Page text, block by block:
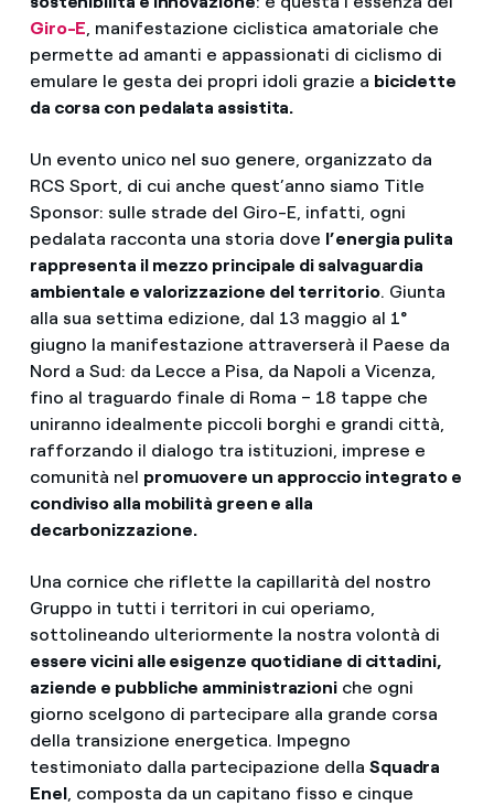
Giro-E, manifestazione ciclistica amatoriale che
permette ad amanti e appassionati di ciclismo di
emulare le gesta dei propri idoli grazie a biciclette
da corsa con pedalata assistita.
Un evento unico nel suo genere, organizzato da
RCS Sport, di cui anche quest’anno siamo Title
Sponsor: sulle strade del Giro-E, infatti, ogni
pedalata racconta una storia dove l’energia pulita
rappresenta il mezzo principale di salvaguardia
ambientale e valorizzazione del territorio. Giunta
alla sua settima edizione, dal 13 maggio al 1°
giugno la manifestazione attraverserà il Paese da
Nord a Sud: da Lecce a Pisa, da Napoli a Vicenza,
fino al traguardo finale di Roma – 18 tappe che
uniranno idealmente piccoli borghi e grandi città,
rafforzando il dialogo tra istituzioni, imprese e
comunità nel promuovere un approccio integrato e
condiviso alla mobilità green e alla
decarbonizzazione.
Una cornice che riflette la capillarità del nostro
Gruppo in tutti i territori in cui operiamo,
sottolineando ulteriormente la nostra volontà di
essere vicini alle esigenze quotidiane di cittadini,
aziende e pubbliche amministrazioni che ogni
giorno scelgono di partecipare alla grande corsa
della transizione energetica. Impegno
testimoniato dalla partecipazione della Squadra
Enel, composta da un capitano fisso e cinque